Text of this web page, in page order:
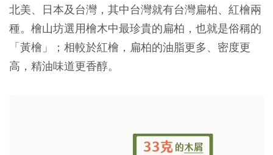
北美、日本及台灣，其中台灣就有台灣扁柏、紅檜兩
種。檜山坊選用檜木中最珍貴的扁柏，也就是俗稱的
「黃檜」；相較於紅檜，扁柏的油脂更多、密度更
高，精油味道更香醇。